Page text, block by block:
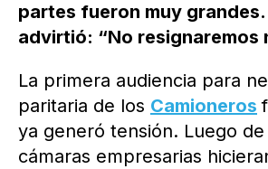
partes fueron muy grandes.
advirtió: “No resignaremos
La primera audiencia para
paritaria de los Camioneros
ya generó tensión. Luego de
cámaras empresarias